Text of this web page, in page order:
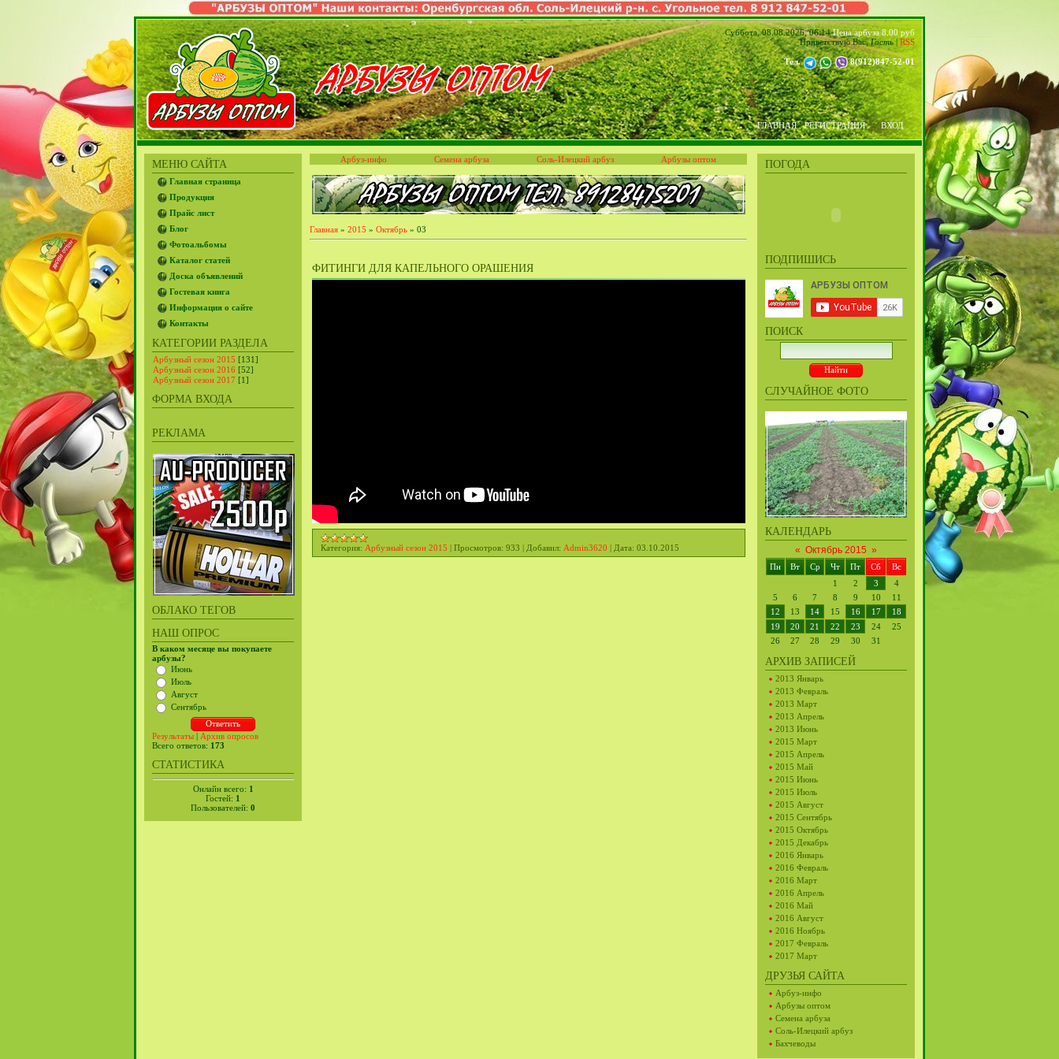
Суббота, 08.08.2026, 06:14Цена арбуза 8.00 руб
Приветствую Вас,Гость| RSS
Тел. 8(912)847-52-01
ГЛАВНАЯ РЕГИСТРАЦИЯ ВХОД
МЕНЮ САЙТА
Главная страница
Продукция
Прайс лист
Блог
Фотоальбомы
Каталог статей
Доска объявлений
Гостевая книга
Информация о сайте
Контакты
КАТЕГОРИИ РАЗДЕЛА
Арбузный сезон 2015 [131]
Арбузный сезон 2016 [52]
Арбузный сезон 2017 [1]
ФОРМА ВХОДА
РЕКЛАМА
ОБЛАКО ТЕГОВ
НАШ ОПРОС
В каком месяце вы покупаете
арбузы?
Июнь
Июль
Август
Сентябрь
Результаты | Архив опросов
Всего ответов: 173
СТАТИСТИКА
Онлайн всего: 1
Гостей: 1
Пользователей: 0
ПОГОДА
ПОДПИШИСЬ
ПОИСК
СЛУЧАЙНОЕ ФОТО
КАЛЕНДАРЬ
« Октябрь 2015 »
Пн Вт Ср Чт Пт Сб
Вс
1
2 3
4
5
6 7 8 9 10
11
12
13 14 15 16 17
18
19
20 21 22 23 24
25
26
27 28 29 30 31
АРХИВ ЗАПИСЕЙ
2013 Январь
2013 Февраль
2013 Март
2013 Апрель
2013 Июнь
2015 Март
2015 Апрель
2015 Май
2015 Июнь
2015 Июль
2015 Август
2015 Сентябрь
2015 Октябрь
2015 Декабрь
2016 Январь
2016 Февраль
2016 Март
2016 Апрель
2016 Май
2016 Август
2016 Ноябрь
2017 Февраль
2017 Март
ДРУЗЬЯ САЙТА
Арбуз-инфо
Арбузы оптом
Семена арбуза
Соль-Илецкий арбуз
Бахчеводы
Арбуз-инфо Семена арбуза Соль-Илецкий арбуз Арбузы оптом
Главная » 2015 » Октябрь » 03
ФИТИНГИ ДЛЯ КАПЕЛЬНОГО ОРАШЕНИЯ
Категория: Арбузный сезон 2015 | Просмотров: 933 | Добавил: Admin3620 | Дата: 03.10.2015